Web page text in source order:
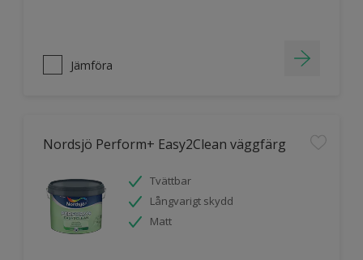
Jämföra
Nordsjö Perform+ Easy2Clean väggfärg
Tvättbar
Långvarigt skydd
Matt